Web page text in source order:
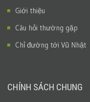
Giới thiệu
Câu hỏi thường gặp
Chỉ đường tới Vũ Nhật
CHÍNH SÁCH CHUNG